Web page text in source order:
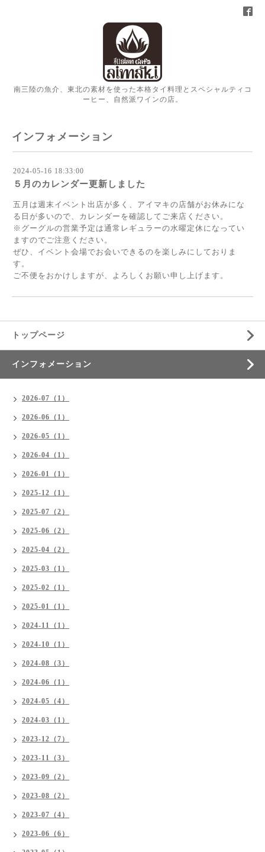
南三陸の魚介、東北の素材を使った本格タイ料理とスペシャルティコ
ーヒー、自然派ワインの店。
インフォメーション
2024-05-16 18:33:00
５月のカレンダー更新しました
五月は週末イベント出店が多く、アイマキの店舗がお休みにな
る日が多いので、カレンダーを確認してご来店ください。
※グーグルの営業予定は通常レギュラーの水曜定休になってい
ますのでご注意ください。
ぜひ、イベント会場でお会いできるのを楽しみにしておりま
す。
ご不便をおかけしますが、よろしくお願い申し上げます。
トップページ
インフォメーション
2026-07（1）
2026-06（1）
2026-05（1）
2026-04（1）
2026-01（1）
2025-12（1）
2025-07（2）
2025-06（2）
2025-04（2）
2025-03（1）
2025-02（1）
2025-01（1）
2024-11（1）
2024-10（1）
2024-08（3）
2024-06（1）
2024-05（4）
2024-03（1）
2023-12（7）
2023-11（3）
2023-09（2）
2023-08（2）
2023-07（4）
2023-06（6）